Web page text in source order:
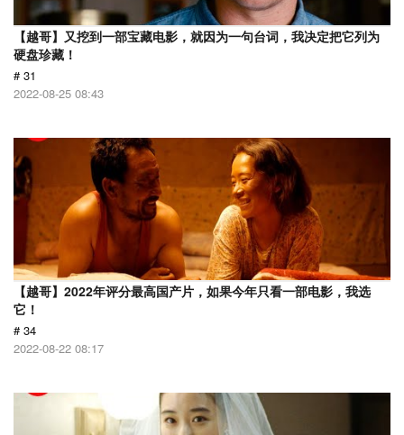
【越哥】又挖到一部宝藏电影，就因为一句台词，我决定把它列为
硬盘珍藏！
# 31
2022-08-25 08:43
【越哥】2022年评分最高国产片，如果今年只看一部电影，我选
它！
# 34
2022-08-22 08:17